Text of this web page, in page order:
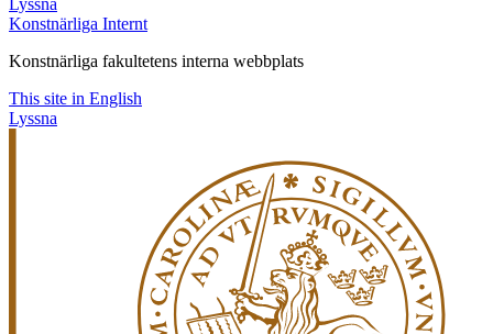
Konstnärliga Internt
Konstnärliga fakultetens interna webbplats
This site in English
Lyssna